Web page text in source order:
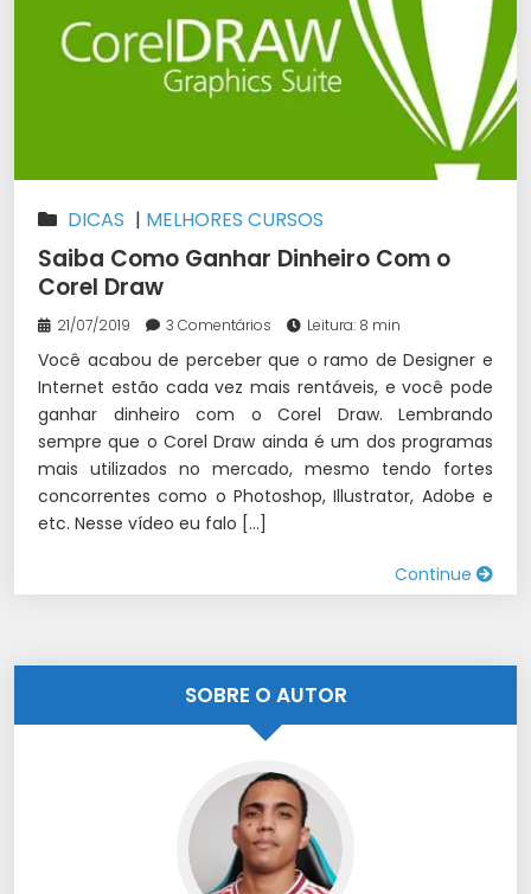
DICAS | MELHORES CURSOS
Saiba Como Ganhar Dinheiro Com o
Corel Draw
21/07/2019 3 Comentários Leitura: 8 min
Você acabou de perceber que o ramo de Designer e
Internet estão cada vez mais rentáveis, e você pode
ganhar dinheiro com o Corel Draw. Lembrando
sempre que o Corel Draw ainda é um dos programas
mais utilizados no mercado, mesmo tendo fortes
concorrentes como o Photoshop, Illustrator, Adobe e
etc. Nesse vídeo eu falo […]
Continue
SOBRE O AUTOR